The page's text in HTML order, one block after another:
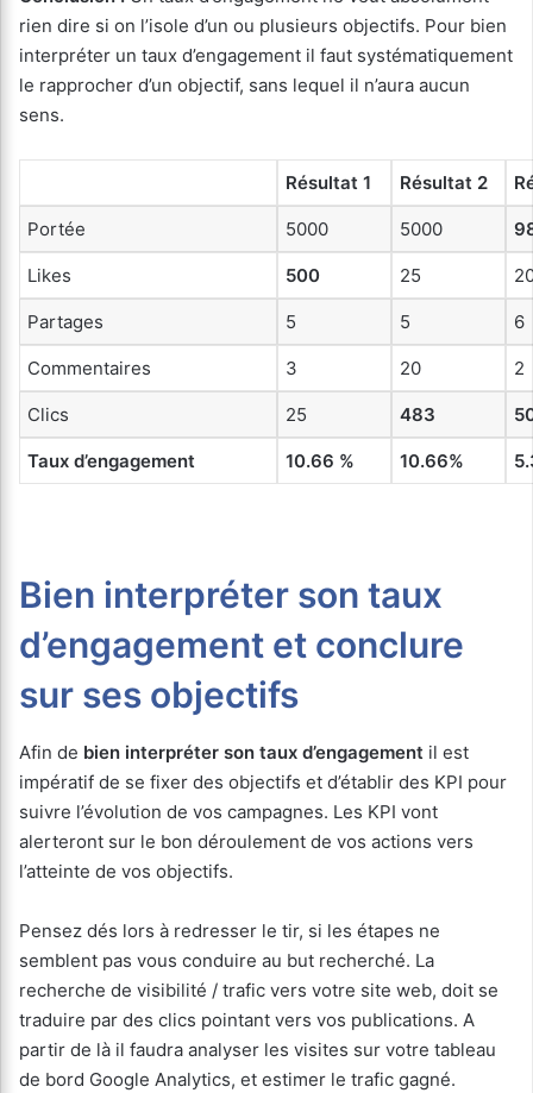
rien dire si on l’isole d’un ou plusieurs objectifs. Pour bien
interpréter un taux d’engagement il faut systématiquement
le rapprocher d’un objectif, sans lequel il n’aura aucun
sens.
Résultat 1 Résultat 2
Portée 5000 5000
Likes 500 25
Partages 5 5 6
Commentaires 3 20 2
Clics 25 483
Taux d’engagement 10.66 % 10.66%
Bien interpréter son taux
d’engagement et conclure
sur ses objectifs
Afin de bien interpréter son taux d’engagement il est
impératif de se fixer des objectifs et d’établir des KPI pour
suivre l’évolution de vos campagnes. Les KPI vont
alerteront sur le bon déroulement de vos actions vers
l’atteinte de vos objectifs.
Pensez dés lors à redresser le tir, si les étapes ne
semblent pas vous conduire au but recherché. La
recherche de visibilité / trafic vers votre site web, doit se
traduire par des clics pointant vers vos publications. A
partir de là il faudra analyser les visites sur votre tableau
de bord Google Analytics, et estimer le trafic gagné.